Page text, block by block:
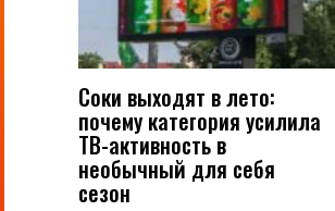
Соки выходят в лето:
почему категория усилила
ТВ-активность в
необычный для себя
сезон